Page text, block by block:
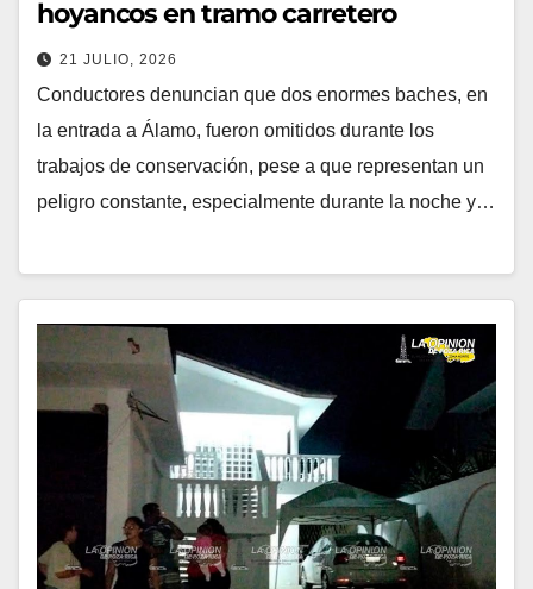
hoyancos en tramo carretero
21 JULIO, 2026
Conductores denuncian que dos enormes baches, en
la entrada a Álamo, fueron omitidos durante los
trabajos de conservación, pese a que representan un
peligro constante, especialmente durante la noche y…